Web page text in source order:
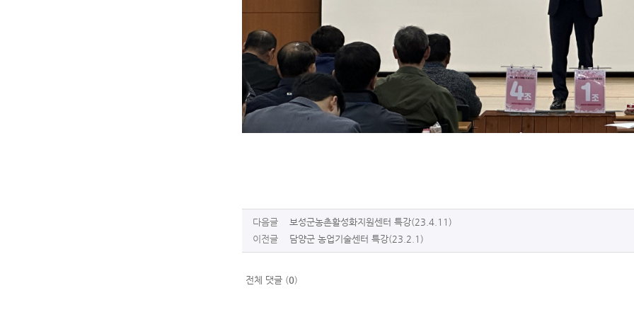
다음글 보성군농촌활성화지원센터 특강(23.4.11)
이전글 담양군 농업기술센터 특강(23.2.1)
전체 댓글 (0)